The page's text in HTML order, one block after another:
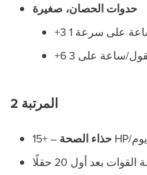
حدوات الحصان، صغيرة
المرتبة 2
حذاء الصحة – +15 HP/يوم